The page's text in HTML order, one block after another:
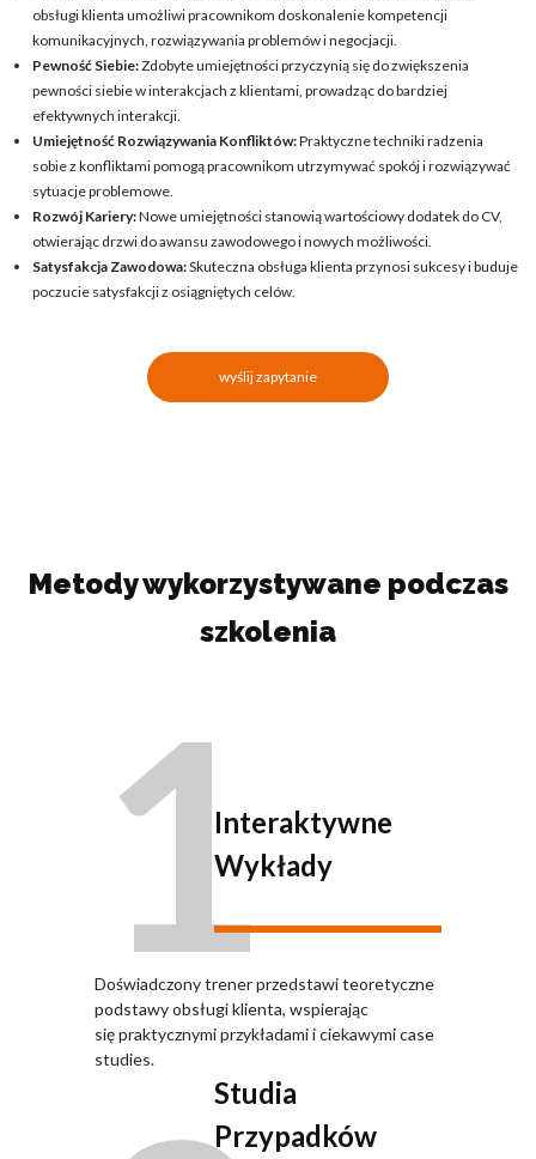
obsługi klienta umożliwi pracownikom doskonalenie kompetencji
komunikacyjnych, rozwiązywania problemów i negocjacji.
Pewność Siebie:Zdobyte umiejętności przyczynią się do zwiększenia
pewności siebie w interakcjach z klientami, prowadząc do bardziej
efektywnych interakcji.
Umiejętność Rozwiązywania Konfliktów:Praktyczne techniki radzenia
sobie z konfliktami pomogą pracownikom utrzymywać spokój i rozwiązywać
sytuacje problemowe.
Rozwój Kariery:Nowe umiejętności stanowią wartościowy dodatek do CV,
otwierając drzwi do awansu zawodowego i nowych możliwości.
Satysfakcja Zawodowa:Skuteczna obsługa klienta przynosi sukcesy i buduje
poczucie satysfakcji z osiągniętych celów.
wyślij zapytanie
Metody wykorzystywane podczas
szkolenia
1Interaktywne
Wykłady
Doświadczony trener przedstawi teoretyczne
podstawy obsługi klienta, wspierając
się praktycznymi przykładami i ciekawymi case
studies.
Studia
Przypadków